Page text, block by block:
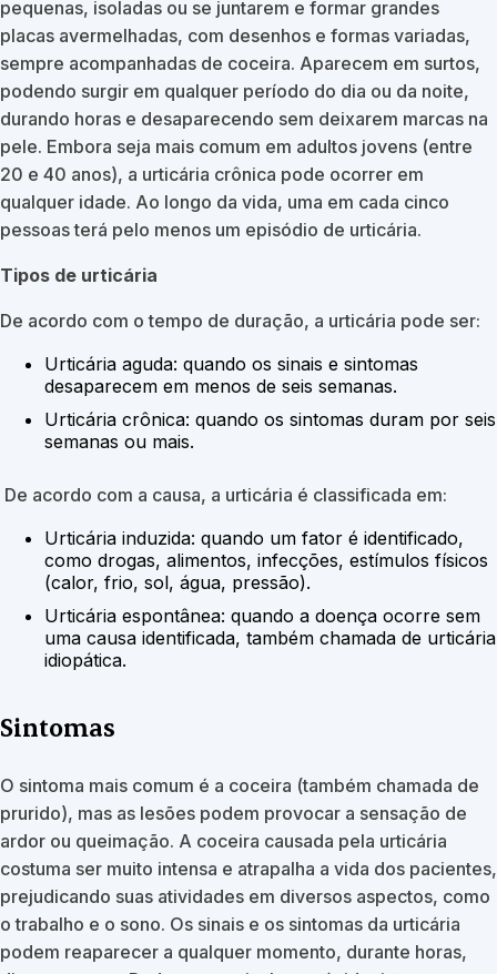
pequenas, isoladas ou se juntarem e formar grandes
placas avermelhadas, com desenhos e formas variadas,
sempre acompanhadas de coceira. Aparecem em surtos,
podendo surgir em qualquer período do dia ou da noite,
durando horas e desaparecendo sem deixarem marcas na
pele. Embora seja mais comum em adultos jovens (entre
20 e 40 anos), a urticária crônica pode ocorrer em
qualquer idade. Ao longo da vida, uma em cada cinco
pessoas terá pelo menos um episódio de urticária.
Tipos de urticária
De acordo com o tempo de duração, a urticária pode ser:
Urticária aguda: quando os sinais e sintomas
desaparecem em menos de seis semanas.
Urticária crônica: quando os sintomas duram por seis
semanas ou mais.
De acordo com a causa, a urticária é classificada em:
Urticária induzida: quando um fator é identificado,
como drogas, alimentos, infecções, estímulos físicos
(calor, frio, sol, água, pressão).
Urticária espontânea: quando a doença ocorre sem
uma causa identificada, também chamada de urticária
idiopática.
Sintomas
O sintoma mais comum é a coceira (também chamada de
prurido), mas as lesões podem provocar a sensação de
ardor ou queimação. A coceira causada pela urticária
costuma ser muito intensa e atrapalha a vida dos pacientes,
prejudicando suas atividades em diversos aspectos, como
o trabalho e o sono. Os sinais e os sintomas da urticária
podem reaparecer a qualquer momento, durante horas,